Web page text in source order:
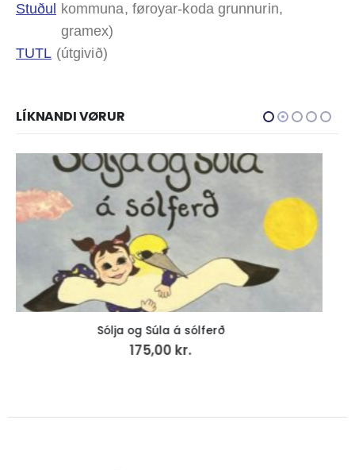
Stuðul
kommuna, føroyar-koda grunnurin,
gramex)
TUTL (útgivið)
LÍKNANDI VØRUR
Tey á Steffansleiti
50,00kr.